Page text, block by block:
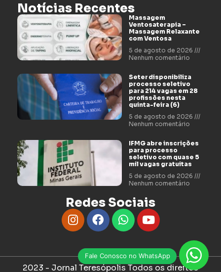
Fale Conosco no WhatsApp
Notícias Recentes
Massagem
Ventosaterapia –
Massagem Relaxante
com Ventosa
5 de agosto de 2026
Nenhum comentário
Seter disponibiliza
processo seletivo
para 214 vagas em 28
profissões nesta
quinta-feira (6)
5 de agosto de 2026
Nenhum comentário
IFMG abre inscrições
para processo
seletivo com quase 5
mil vagas gratuitas
5 de agosto de 2026
Nenhum comentário
Redes Sociais
2023 - Jornal Teresópolis Todos os direitos